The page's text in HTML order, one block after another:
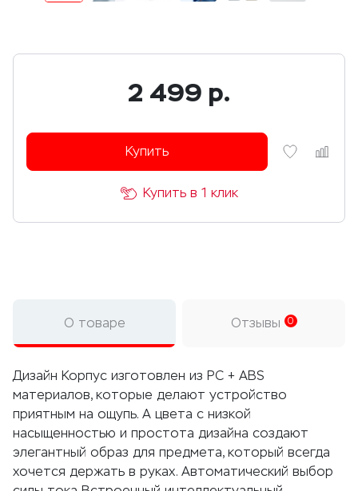
2 499 р.
Купить
Купить в 1 клик
О товаре Отзывы 0
Дизайн Корпус изготовлен из PC + ABS
материалов, которые делают устройство
приятным на ощупь. А цвета с низкой
насыщенностью и простота дизайна создают
элегантный образ для предмета, который всегда
хочется держать в руках. Автоматический выбор